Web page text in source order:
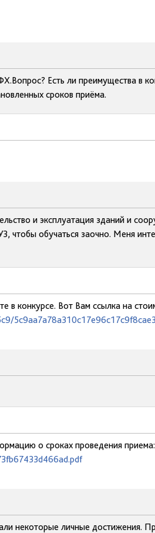
Есть ли преимущества в
сроков приёма.
и эксплуатация зданий и
чтобы обучаться заочно. Меня
в конкурсе. Вот Вам ссылка на
о сроках проведения приема:
некоторые личные достижения.